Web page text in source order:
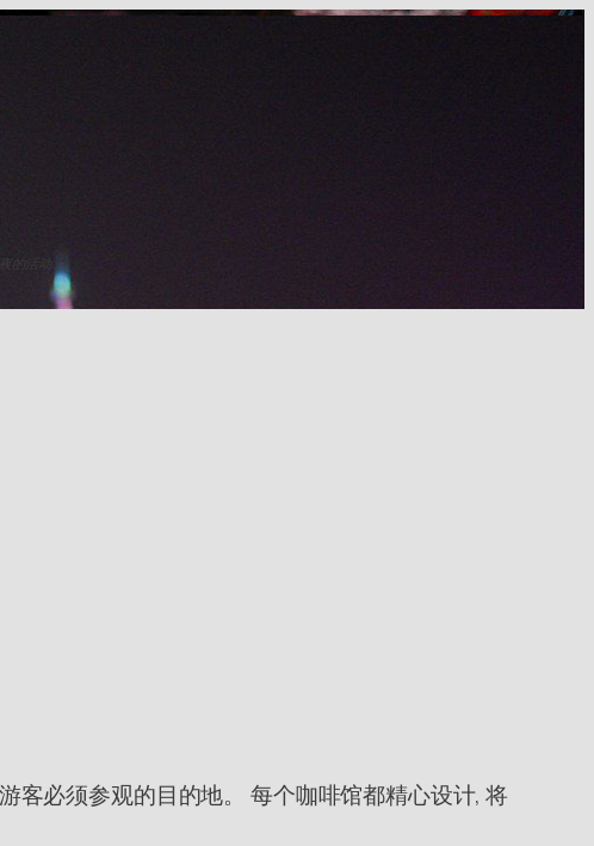
的活动.
客必须参观的目的地。 每个咖啡馆都精心设计, 将